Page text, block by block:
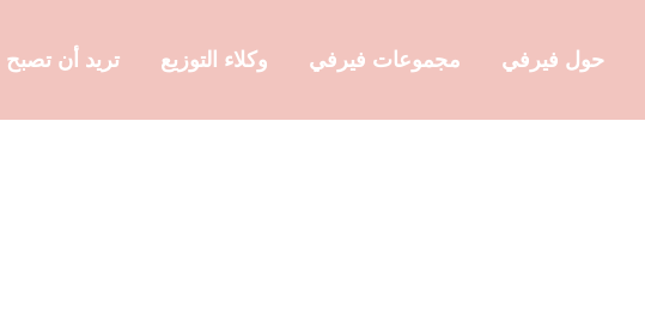
تريد أن وكلاء التوزيع مجموعات فيرفي حول فيرفي